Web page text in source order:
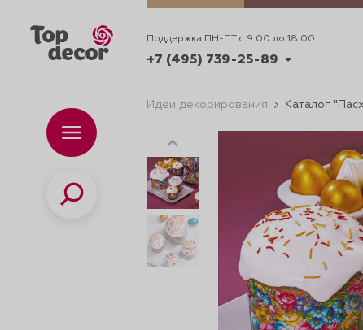
Поддержка ПН-ПТ с 9:00 до 18:00
+7 (495) 739-25-89
+7 (495) 739-62-70
ИДЕИ
Каталог
Поиск
Идеи декорирования Каталог